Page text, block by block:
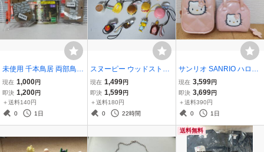
未使用 千本鳥居 両部鳥居
鳥居コレクション カプセ
ルトイ カプセルコレクシ
ョン EPOCH エポック社
ミニチュア フィギュア ミ
現在 1,000円
即決 1,200円
＋送料140円
0
1日
スヌーピー ウッドストッ
ク スヌーピーワールドグ
ルメツアー ペプシネック
ス PEPSI NEX SNOOPY
Woodstock ストラップ 等
現在 1,499円
即決 1,599円
＋送料180円
0
22時間
サンリオ SANRIO ハロー
キティ HELLO KITTY 199
7 90年代 90’s キルティン
グ ピンクキルトポーチ 2
点 パステルピンク レア Q
現在 3,599円
即決 3,699円
＋送料390円
0
1日
送料無料